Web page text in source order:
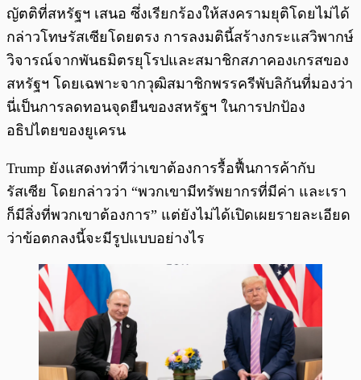
ญัตติที่สหรัฐฯ เสนอ ซึ่งเรียกร้องให้สงครามยุติโดยไม่ได้
กล่าวโทษรัสเซียโดยตรง การลงมตินี้สร้างกระแสวิพากษ์
วิจารณ์จากพันธมิตรยุโรปและสมาชิกสภาคองเกรสของ
สหรัฐฯ โดยเฉพาะจากวุฒิสมาชิกพรรครีพับลิกันที่มองว่า
นี่เป็นการลดทอนจุดยืนของสหรัฐฯ ในการปกป้อง
อธิปไตยของยูเครน
Trump ยังแสดงท่าทีว่าเขาต้องการรื้อฟื้นการค้ากับ
รัสเซีย โดยกล่าวว่า “พวกเขามีทรัพยากรที่มีค่า และเรา
ก็มีสิ่งที่พวกเขาต้องการ” แต่ยังไม่ได้เปิดเผยรายละเอียด
ว่าข้อตกลงนี้จะมีรูปแบบอย่างไร